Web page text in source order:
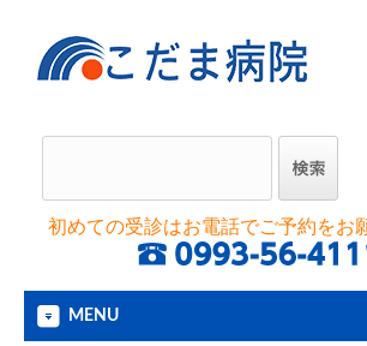
初めての受診はお電話でご予約をお
MENU